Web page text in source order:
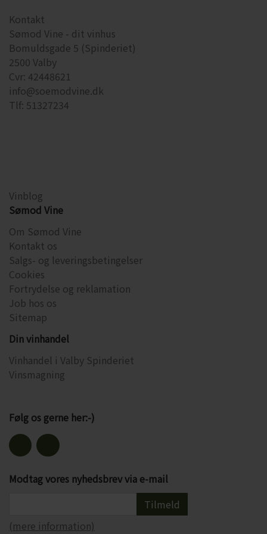
Kontakt
Sømod Vine - dit vinhus
Bomuldsgade 5 (Spinderiet)
2500 Valby
Cvr: 42448621
info@soemodvine.dk
Tlf: 51327234
Vinblog
Sømod Vine
Om Sømod Vine
Kontakt os
Salgs- og leveringsbetingelser
Cookies
Fortrydelse og reklamation
Job hos os
Sitemap
Din vinhandel
Vinhandel i Valby Spinderiet
Vinsmagning
Følg os gerne her:-)
Modtag vores nyhedsbrev via e-mail
Tilmeld
(mere information)